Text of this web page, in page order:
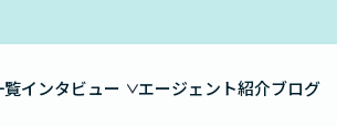
覧インタビュー エージェント紹介ブログ